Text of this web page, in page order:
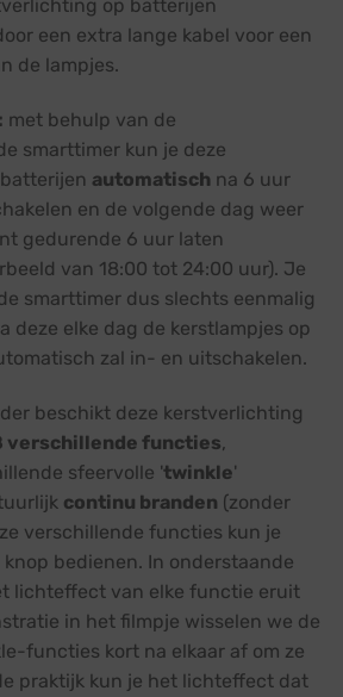
op batterijen
een extra lange kabel voor een
de lampjes.
met behulp van de
smarttimer kun je deze
automatisch na 6 uur
en de volgende dag weer
gedurende 6 uur laten
van 18:00 tot 24:00 uur). Je
smarttimer dus slechts eenmalig
deze elke dag de kerstlampjes op
zal in- en uitschakelen.
beschikt deze kerstverlichting
verschillende functies,
sfeervolle 'twinkle'
continu branden (zonder
verschillende functies kun je
bedienen. In onderstaande
lichteffect van elke functie eruit
in het filmpje wisselen we de
functies kort na elkaar af om ze
praktijk kun je het lichteffect dat